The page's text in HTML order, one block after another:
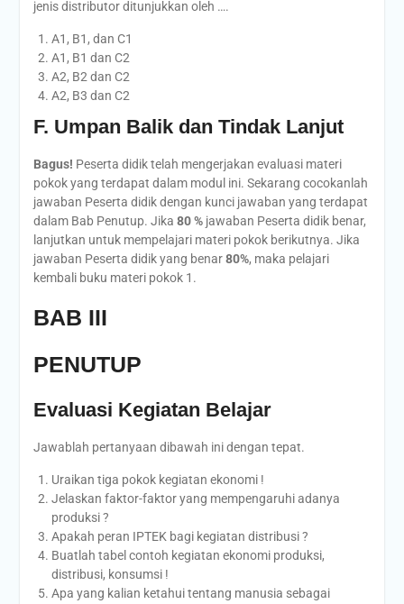
jenis distributor ditunjukkan oleh ….
A1, B1, dan C1
A1, B1 dan C2
A2, B2 dan C2
A2, B3 dan C2
F. Umpan Balik dan Tindak Lanjut
Bagus! Peserta didik telah mengerjakan evaluasi materi
pokok yang terdapat dalam modul ini. Sekarang cocokanlah
jawaban Peserta didik dengan kunci jawaban yang terdapat
dalam Bab Penutup. Jika 80 % jawaban Peserta didik benar,
lanjutkan untuk mempelajari materi pokok berikutnya. Jika
jawaban Peserta didik yang benar80%, maka pelajari
kembali buku materi pokok 1.
BAB III
PENUTUP
Evaluasi Kegiatan Belajar
Jawablah pertanyaan dibawah ini dengan tepat.
Uraikan tiga pokok kegiatan ekonomi !
Jelaskan faktor-faktor yang mempengaruhi adanya
produksi ?
Apakah peran IPTEK bagi kegiatan distribusi ?
Buatlah tabel contoh kegiatan ekonomi produksi,
distribusi, konsumsi !
Apa yang kalian ketahui tentang manusia sebagai